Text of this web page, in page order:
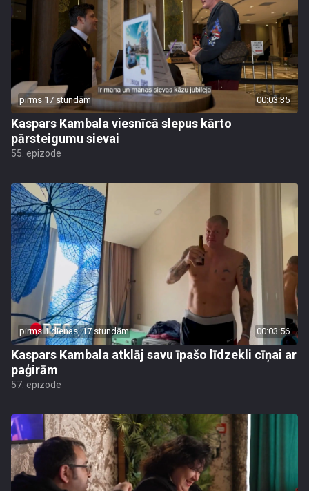
pirms 17 stundām 00:03:35
Kaspars Kambala viesnīcā slepus kārto
pārsteigumu sievai
55. epizode
pirms 1 dienas, 17 stundām 00:03:56
Kaspars Kambala atklāj savu īpašo līdzekli cīņai ar
paģirām
57. epizode